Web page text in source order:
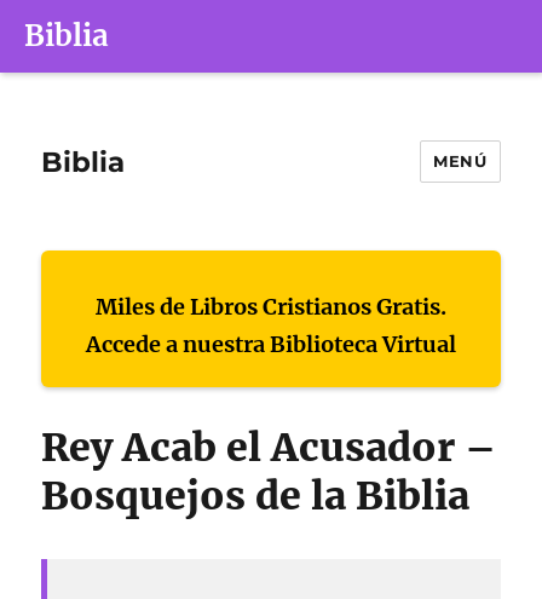
Biblia
Biblia MENÚ
Miles de Libros Cristianos Gratis.
Accede a nuestra Biblioteca Virtual
Rey Acab el Acusador –
Bosquejos de la Biblia